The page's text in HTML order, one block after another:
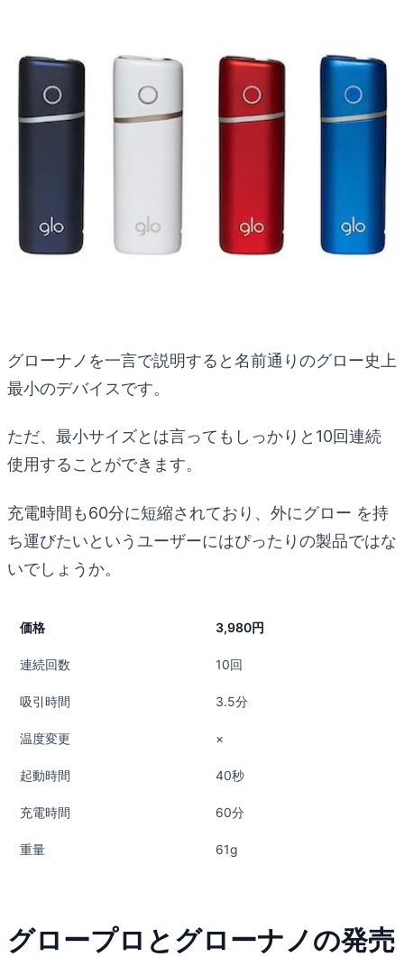
グローナノを一言で説明すると名前通りのグロー史上
最小のデバイスです。
ただ、最小サイズとは言ってもしっかりと10回連続
使用することができます。
充電時間も60分に短縮されており、外にグロー を持
ち運びたいというユーザーにはぴったりの製品ではな
いでしょうか。
価格 3,980円
連続回数 10回
吸引時間 3.5分
温度変更 ×
起動時間 40秒
充電時間 60分
重量 61g
グロープロとグローナノの発売